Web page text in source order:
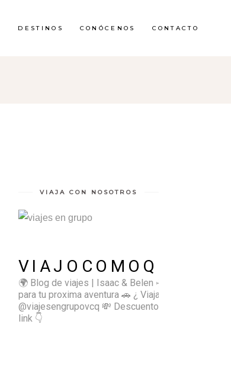
DESTINOS CONÓCENOS CONTACTO
VIAJA CON NOSOTROS
VIAJOCOMOQUIERO
🌍 Blog de viajes | Isaac & Belen ✈️ Inspírate
para tu proxima aventura 🚗 ¿ Viajas sol@? 👉🏻
@viajesengrupovcq 💸 Descuentos y tips en el
link 👇